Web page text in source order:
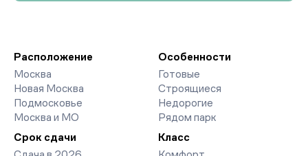
Расположение
Москва
Новая Москва
Подмосковье
Москва и МО
Особенности
Готовые
Строящиеся
Недорогие
Рядом парк
Срок сдачи
Класс